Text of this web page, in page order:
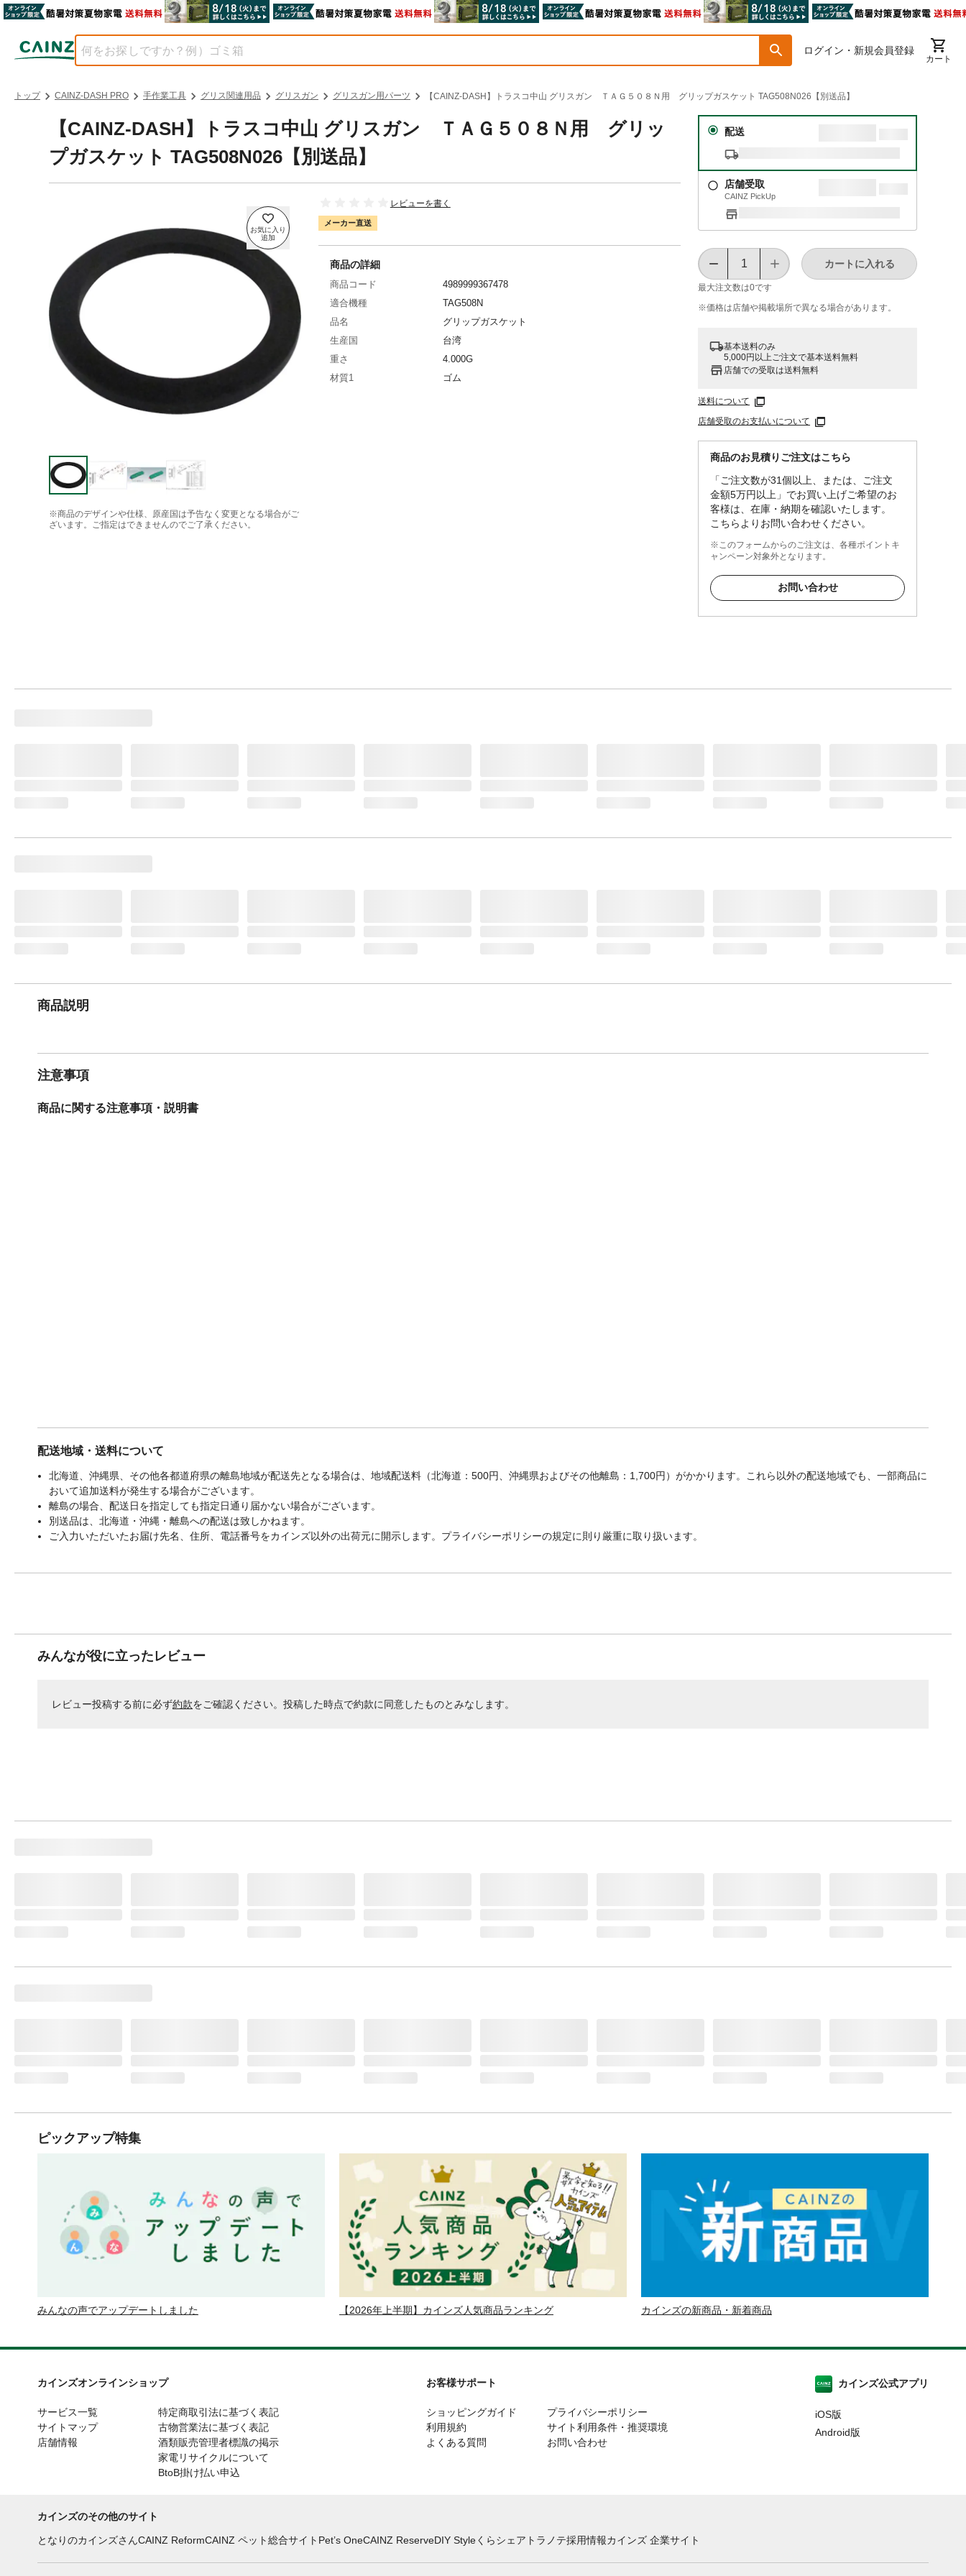
ログイン・新規会員登録
カート
トップ CAINZ-DASH PRO 手作業工具 グリス関連用品 グリスガン グリスガン用パーツ 【CAINZ-DASH】トラスコ中山 グリスガン ＴＡＧ５０８Ｎ用 グリップガスケット TAG508N026【別送品】
【CAINZ-DASH】トラスコ中山 グリスガン ＴＡＧ５０８Ｎ用 グリッ
プガスケット TAG508N026【別送品】
※商品のデザインや仕様、原産国は予告なく変更となる場合がご
ざいます。ご指定はできませんのでご了承ください。
レビューを書く
メーカー直送
配送
店舗受取
CAINZ PickUp
最大注文数は0です
カートに入れる
※価格は​店舗や​掲載場所で​異なる​場合が​あります。
基本送料のみ
5,000円以上ご注文で基本送料無料
店舗での受取は送料無料
送料について
店舗受取のお支払いについて
商品のお見積りご注文はこちら
「ご注文数が31個以上、または、ご注文
金額5万円以上」でお買い上げご希望のお
客様は、在庫・納期を確認いたします。
こちらよりお問い合わせください。
※このフォームからのご注文は、各種ポイントキ
ャンペーン対象外となります。
お問い合わせ
商品の詳細
商品コード
4989999367478
適合機種
TAG508N
品名
グリップガスケット
生産国
台湾
重さ
4.000G
材質1
ゴム
商品説明
注意事項
商品に関する注意事項・説明書
配送地域・送料について
北海道、沖縄県、その他各都道府県の離島地域が配送先となる場合は、地域配送料（北海道：500円、沖縄県およびその他離島：1,700円）がかかります。これら以外の配送地域でも、一部商品に
おいて追加送料が発生する場合がございます。
離島の場合、配送日を指定しても指定日通り届かない場合がございます。
別送品は、北海道・沖縄・離島への配送は致しかねます。
ご入力いただいたお届け先名、住所、電話番号をカインズ以外の出荷元に開示します。プライバシーポリシーの規定に則り厳重に取り扱います。
みんなが役に立ったレビュー
レビュー投稿する前に必ず約款をご確認ください。投稿した時点で約款に同意したものとみなします。
ピックアップ特集
みんなの声でアップデートしました 【2026年上半期】カインズ人気商品ランキング カインズの新商品・新着商品
カインズオンラインショップ
サービス一覧
サイトマップ
店舗情報
特定商取引法に基づく表記
古物営業法に基づく表記
酒類販売管理者標識の掲示
家電リサイクルについて
BtoB掛け払い申込
お客様サポート
ショッピングガイド
利用規約
よくある質問
プライバシーポリシー
サイト利用条件・推奨環境
お問い合わせ
カインズ公式アプリ
iOS版
Android版
カインズのその他のサイト
となりのカインズさんCAINZ ReformCAINZ ペット総合サイト Pet’s OneCAINZ ReserveDIY Styleくらシェア トラノテ採用情報カインズ 企業サイト